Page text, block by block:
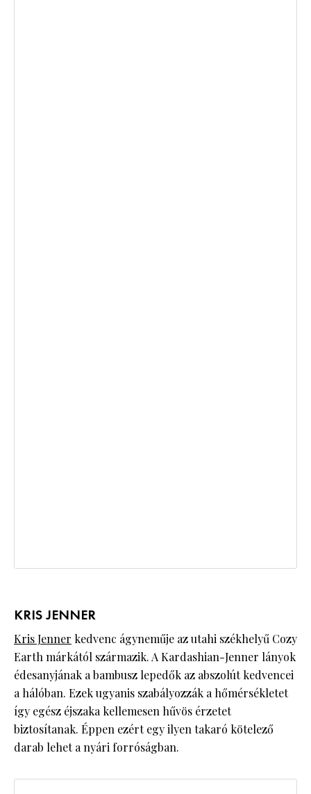
KRIS JENNER
Kris Jenner kedvenc ágyneműje az utahi székhelyű Cozy
Earth márkától származik. A Kardashian-Jenner lányok
édesanyjának a bambusz lepedők az abszolút kedvencei
a hálóban. Ezek ugyanis szabályozzák a hőmérsékletet
így egész éjszaka kellemesen hűvös érzetet
biztosítanak. Éppen ezért egy ilyen takaró kötelező
darab lehet a nyári forróságban.